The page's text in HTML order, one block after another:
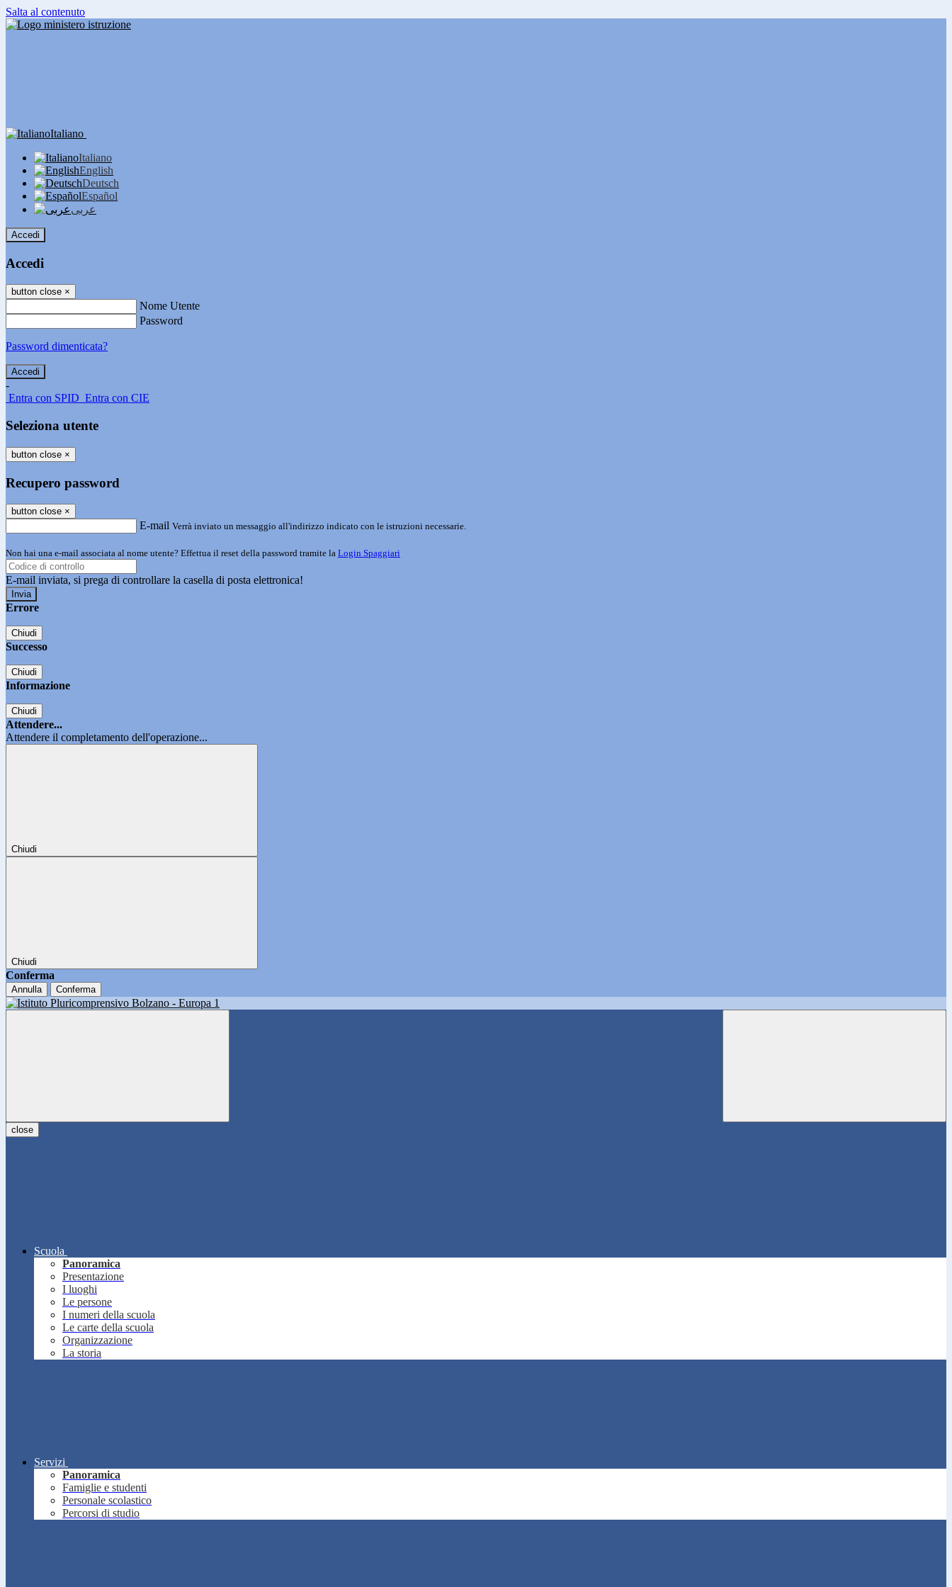
Salta al contenuto
Italiano
Italiano
English
Deutsch
Español
عربى
Accedi
Accedi
button close ×
Nome Utente
Password
Password dimenticata?
-
Entra con SPID Entra con CIE
Seleziona utente
button close ×
Recupero password
button close ×
E-mail Verrà inviato un messaggio all'indirizzo indicato con le istruzioni necessarie.
Non hai una e-mail associata al nome utente? Effettua il reset della password tramite la Login Spaggiari
E-mail inviata, si prega di controllare la casella di posta elettronica!
Errore
Chiudi
Successo
Chiudi
Informazione
Chiudi
Attendere...
Attendere il completamento dell'operazione...
Chiudi
Chiudi
Conferma
Annulla Conferma
close
Scuola
Panoramica
Presentazione
I luoghi
Le persone
I numeri della scuola
Le carte della scuola
Organizzazione
La storia
Servizi
Panoramica
Famiglie e studenti
Personale scolastico
Percorsi di studio